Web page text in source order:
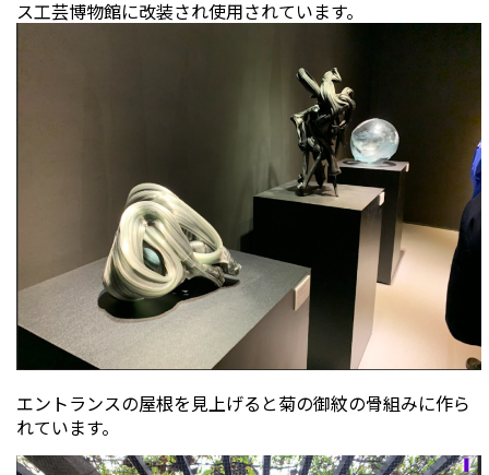
ス工芸博物館に改装され使用されています。
エントランスの屋根を見上げると菊の御紋の骨組みに作ら
れています。